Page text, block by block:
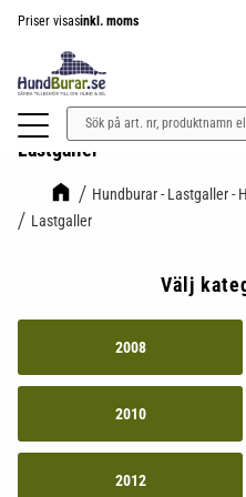
Priser visasinkl. moms
Lastgaller
Hundburar - Lastgaller -
Lastgaller
Välj
2008
2010
2012